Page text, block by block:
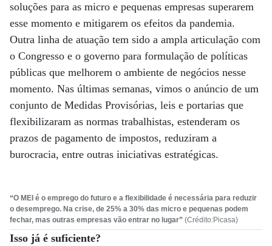
soluções para as micro e pequenas empresas superarem
esse momento e mitigarem os efeitos da pandemia.
Outra linha de atuação tem sido a ampla articulação com
o Congresso e o governo para formulação de políticas
públicas que melhorem o ambiente de negócios nesse
momento. Nas últimas semanas, vimos o anúncio de um
conjunto de Medidas Provisórias, leis e portarias que
flexibilizaram as normas trabalhistas, estenderam os
prazos de pagamento de impostos, reduziram a
burocracia, entre outras iniciativas estratégicas.
“O MEI é o emprego do futuro e a flexibilidade é necessária para reduzir
o desemprego. Na crise, de 25% a 30% das micro e pequenas podem
fechar, mas outras empresas vão entrar no lugar” (Crédito:Picasa)
Isso já é suficiente?